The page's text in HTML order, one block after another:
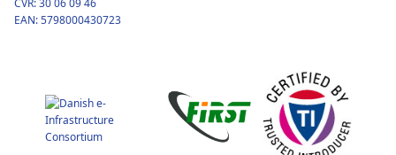
EAN: 5798000430723